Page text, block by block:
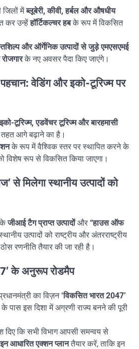
जिलों मेंब्लूबेरी, कीवी, हर्बल और औषधीय
कर उन्हेंहॉर्टिकल्चर हबके रूप में विकसित
और ऑर्गेनिक उत्पादों से जुड़े एमएसएमई
के नए अवसर पैदा किए जाएंगे।
वेडिंग और इको-टूरिज्म पर
इको-टूरिज्म, एडवेंचर टूरिज्म और बारहमासी
आगे बढ़ाने का है।
के रूप में वैश्विक स्तर पर स्थापित करने के
विशेष रूप से विकसित किया जाएगा।
से मिलेगा स्थानीय उत्पादों को
केजीआई टैग प्राप्त उत्पादोंऔर “हाउस ऑफ
उत्पादों को राष्ट्रीय और अंतरराष्ट्रीय
रणनीति तैयार की जा रही है।
के अनुरूप रोडमैप
का विज़न‘विकसित भारत 2047’
इस दिशा में अग्रणी राज्य बनने की पूरी
दिए कि सभी विभाग आपसी समन्वय से
आधारित एक्शन प्लानतैयार करें, ताकि इन